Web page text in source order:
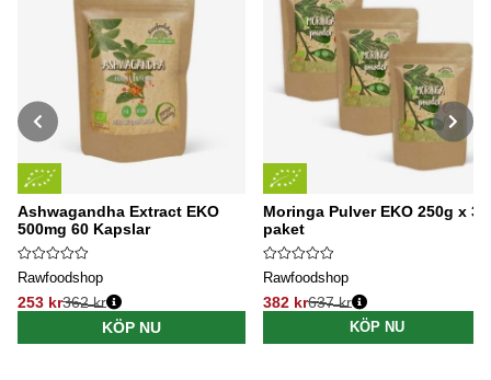
Ashwagandha Extract EKO
500mg 60 Kapslar
Rawfoodshop
253 kr
Ordinarie pris:
362 kr
KÖP NU
Moringa Pulver EKO 250g x 3
paket
Rawfoodshop
382 kr
Ordinarie pris:
637 kr
KÖP NU